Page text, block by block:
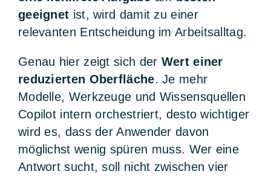
geeignet ist, wird damit zu einer
relevanten Entscheidung im Arbeitsalltag.
Genau hier zeigt sich der Wert einer
reduzierten Oberfläche. Je mehr
Modelle, Werkzeuge und Wissensquellen
Copilot intern orchestriert, desto wichtiger
wird es, dass der Anwender davon
möglichst wenig spüren muss. Wer eine
Antwort sucht, soll nicht zwischen vier